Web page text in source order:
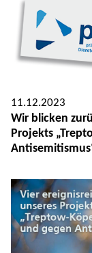
11.12.2023
Wir blicken
Projekts